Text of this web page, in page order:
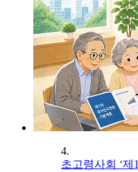
4.
초고령사회 ‘